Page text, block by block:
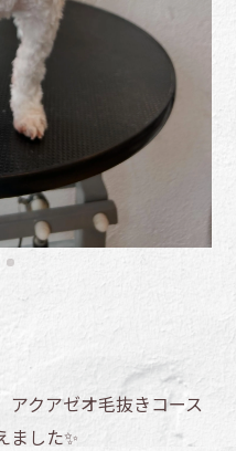
アクアゼオ毛抜きコース
ました✨